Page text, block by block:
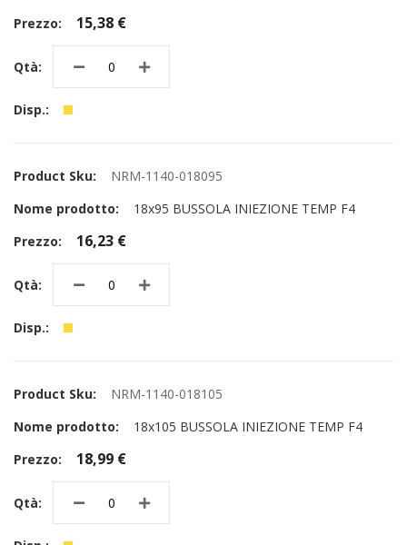
15,38 €
NRM-1140-018095
18x95 BUSSOLA INIEZIONE TEMP F4
16,23 €
NRM-1140-018105
18x105 BUSSOLA INIEZIONE TEMP F4
18,99 €